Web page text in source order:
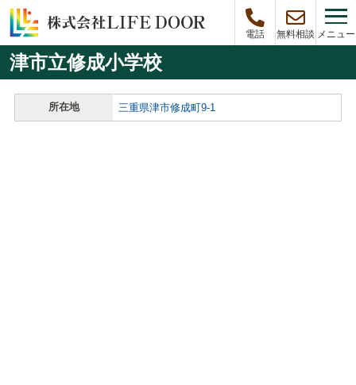
電話 無料相談 メニュー
津市立修成小学校
所在地 三重県津市修成町9-1